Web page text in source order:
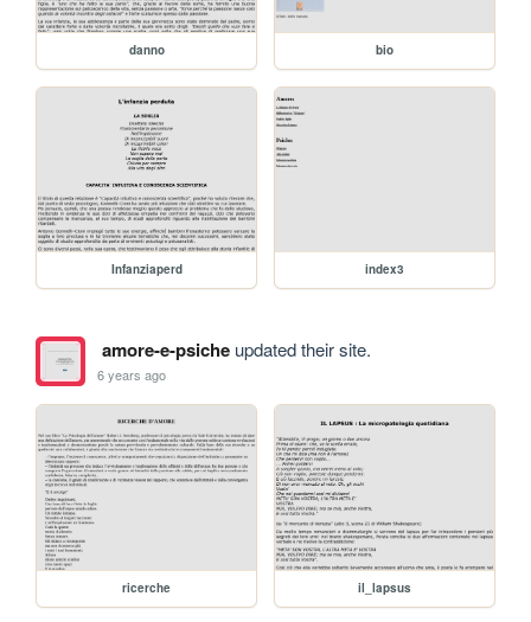
danno bio
Infanziaperd index3
amore-e-psicheupdated their site.
6 years ago
ricerche il_lapsus